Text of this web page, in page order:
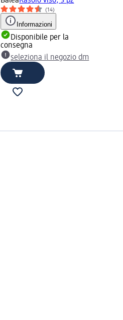
(14)
Informazioni
Disponibile per la
consegna
seleziona il negozio dm